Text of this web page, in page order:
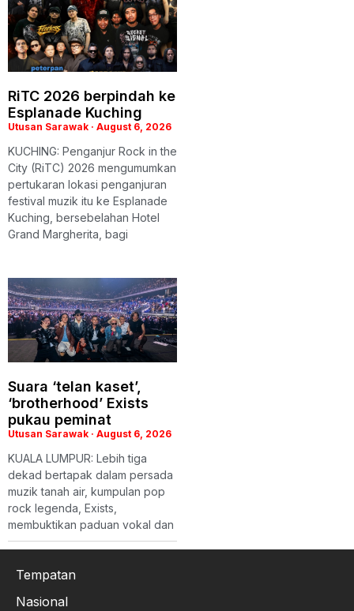
RiTC 2026 berpindah ke
Esplanade Kuching
Utusan Sarawak August 6, 2026
KUCHING: Penganjur Rock in the
City (RiTC) 2026 mengumumkan
pertukaran lokasi penganjuran
festival muzik itu ke Esplanade
Kuching, bersebelahan Hotel
Grand Margherita, bagi
Suara ‘telan kaset’,
‘brotherhood’ Exists
pukau peminat
Utusan Sarawak August 6, 2026
KUALA LUMPUR: Lebih tiga
dekad bertapak dalam persada
muzik tanah air, kumpulan pop
rock legenda, Exists,
membuktikan paduan vokal dan
Tempatan
Nasional